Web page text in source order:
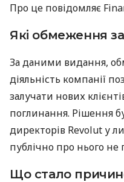
Про це повідомляє
Які обмеження
За даними видання,
діяльність компанії
залучати нових
поглинання. Рішення
директорів Revolut у
публічно про нього не
Що стало